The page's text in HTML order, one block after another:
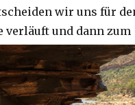
wir uns für
verläuft und dann zum